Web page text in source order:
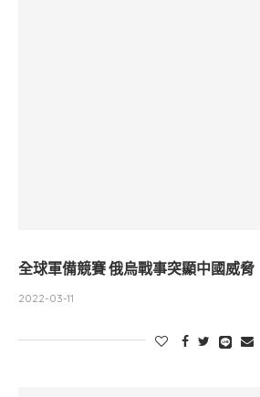
全球軍備競賽 俄烏戰事突顯中國威脅
2022-03-11